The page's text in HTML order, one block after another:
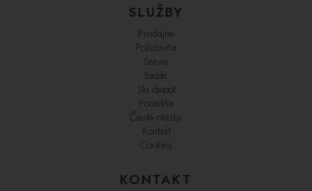
SLUŽBY
Predajne
Požičovňa
Servis
Bazár
Ski depot
Poradňa
Časté otázky
Kontakt
Cookies
KONTAKT